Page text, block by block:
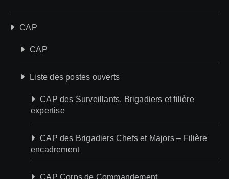
CAP
CAP
Liste des postes ouverts
CAP des Surveillants, Brigadiers et filière
expertise
CAP des Brigadiers Chefs et Majors – Filière
encadrement